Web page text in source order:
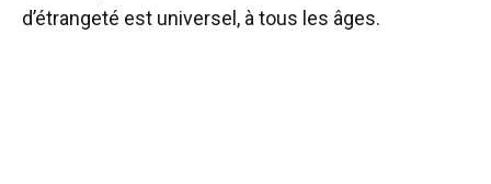
d’étrangeté est universel, à tous les âges.